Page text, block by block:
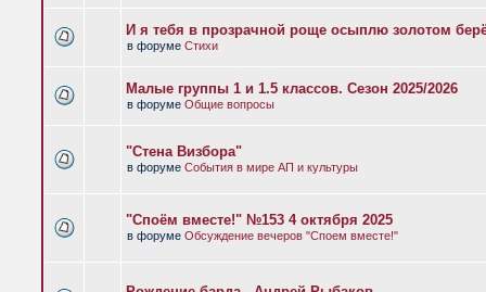
И я тебя в прозрачной роще осыплю золотом
в форуме Стихи
Малые группы 1 и 1.5 классов. Сезон 2025/2026
в форуме Общие вопросы
"Стена Визбора"
в форуме События в мире АП и культуры
"Споём вместе!" №153 4 октября 2025
в форуме Обсуждение вечеров "Споем вместе!"